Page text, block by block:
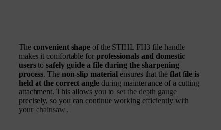
The convenient shape of the STIHL FH3 file handle
makes it comfortable for professionals and domestic
users to safely guide a file during the sharpening
process. The non-slip material ensures that the flat file is
held at the correct angle during maintenance of a cutting
attachment. This allows you to set the depth gauge
precisely, so you can continue working efficiently with
your chainsaw .